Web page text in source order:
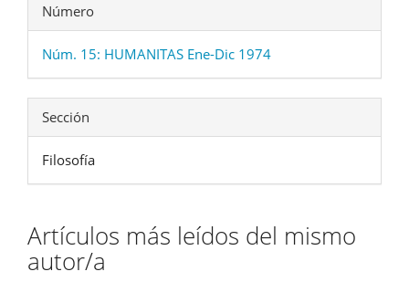
Número
Núm. 15: HUMANITAS Ene-Dic 1974
Sección
Filosofía
Artículos más leídos del mismo
autor/a